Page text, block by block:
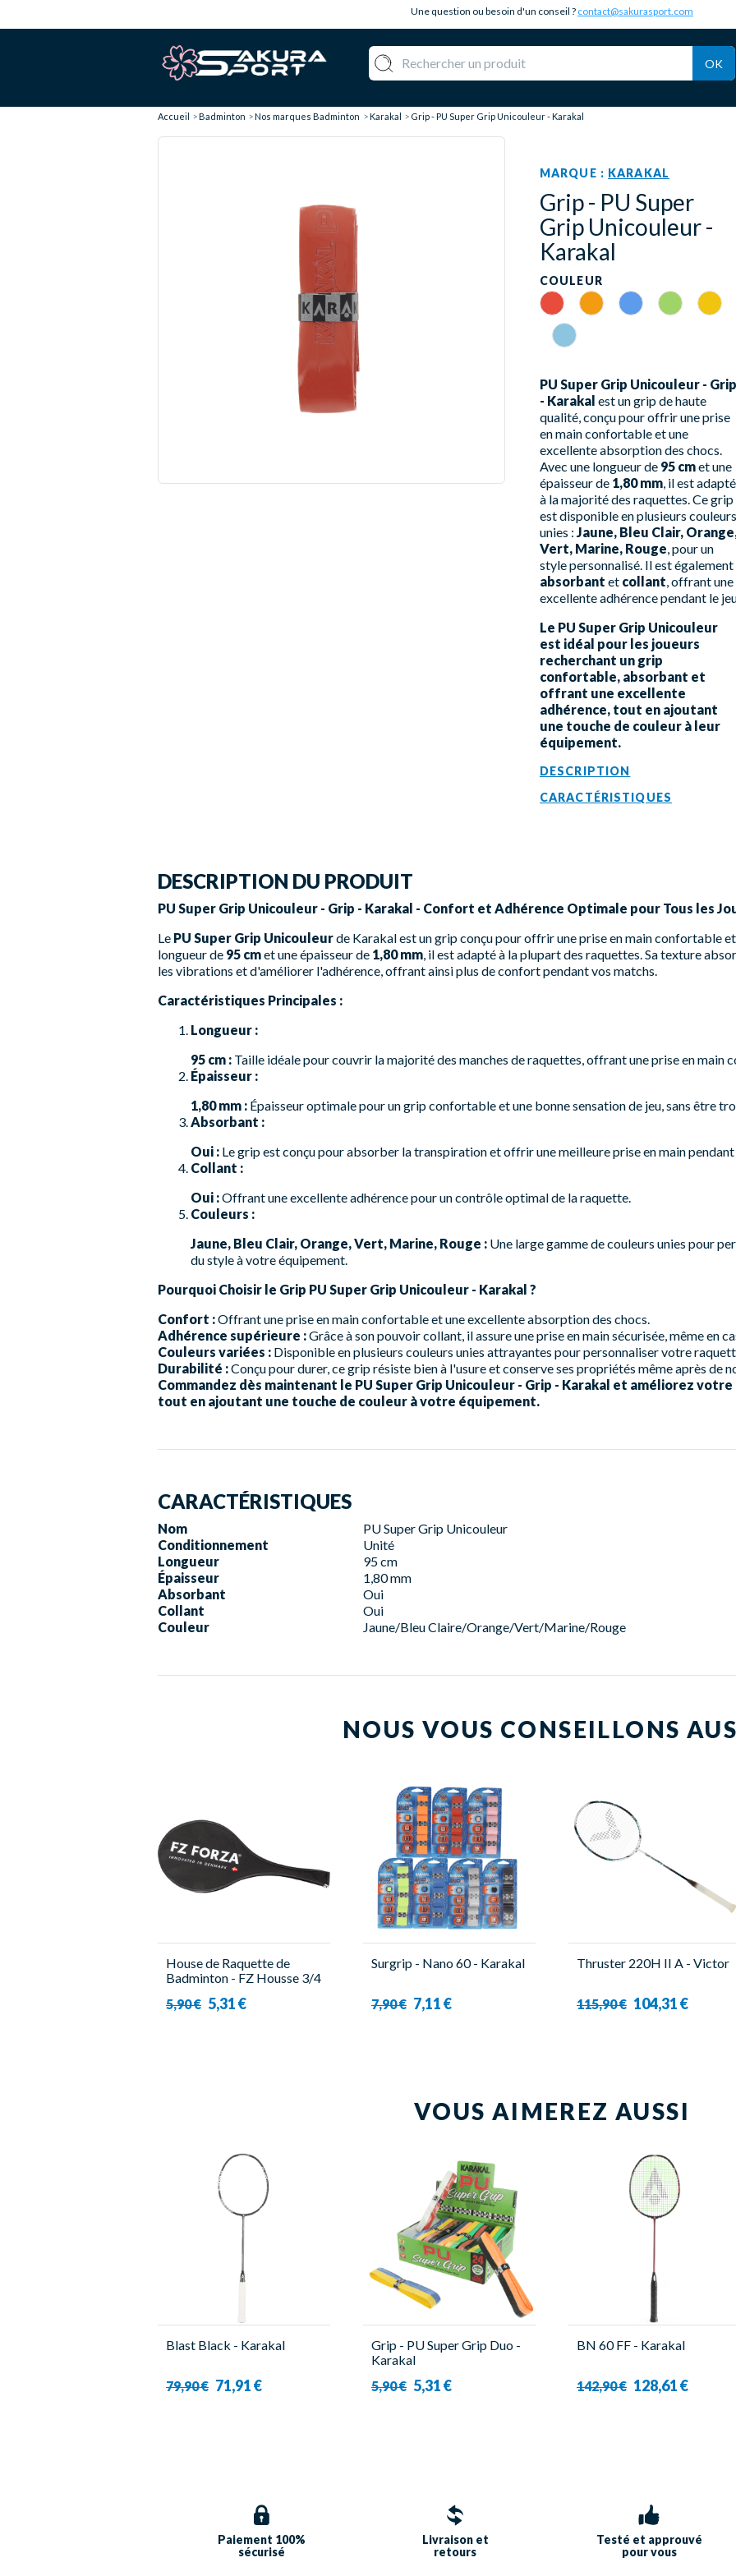
Une question ou besoin d'un conseil ? contact@sakurasport.com
OK
Accueil Badminton Nos marques Badminton Karakal Grip - PU Super Grip Unicouleur - Karakal
MARQUE : KARAKAL
Grip - PU Super
Grip Unicouleur -
Karakal
COULEUR
Rouge OrangeBleu Vert Jaune
Light Blue
PU Super Grip Unicouleur - Grip
- Karakal est un grip de haute
qualité, conçu pour offrir une prise
en main confortable et une
excellente absorption des chocs.
Avec une longueur de 95 cmet une
épaisseur de 1,80 mm, il est adapté
à la majorité des raquettes. Ce grip
est disponible en plusieurs couleurs
unies : Jaune, Bleu Clair,
Vert, Marine, Rouge, pour un
style personnalisé. Il est également
absorbant et collant, offrant une
excellente adhérence pendant le
Le PU Super Grip Unicouleur
est idéal pour les joueurs
recherchant un grip
confortable, absorbant et
offrant une excellente
adhérence, tout en ajoutant
une touche de couleur à leur
équipement.
DESCRIPTION
CARACTÉRISTIQUES
DESCRIPTION DU PRODUIT
PU Super Grip Unicouleur - Grip - Karakal - Confort et Adhérence Optimale pour Tous les
Le PU Super Grip Unicouleurde Karakal est un grip conçu pour offrir une prise en main confortable
longueur de 95 cmet une épaisseur de 1,80 mm, il est adapté à la plupart des raquettes. Sa texture
les vibrations et d'améliorer l'adhérence, offrant ainsi plus de confort pendant vos matchs.
Caractéristiques Principales :
Longueur :
95 cm : Taille idéale pour couvrir la majorité des manches de raquettes, offrant une prise en main
Épaisseur :
1,80 mm : Épaisseur optimale pour un grip confortable et une bonne sensation de jeu, sans être
Absorbant :
Oui : Le grip est conçu pour absorber la transpiration et offrir une meilleure prise en main pendant
Collant :
Oui :Offrant une excellente adhérence pour un contrôle optimal de la raquette.
Couleurs :
Jaune, Bleu Clair, Orange, Vert, Marine, Rouge : Une large gamme de couleurs unies pour
du style à votre équipement.
Pourquoi Choisir le Grip PU Super Grip Unicouleur - Karakal ?
Confort :Offrant une prise en main confortable et une excellente absorption des chocs.
Adhérence supérieure :Grâce à son pouvoir collant, il assure une prise en main sécurisée, même en
Couleurs variées : Disponible en plusieurs couleurs unies attrayantes pour personnaliser votre
Durabilité :Conçu pour durer, ce grip résiste bien à l'usure et conserve ses propriétés même après de
Commandez dès maintenant le PU Super Grip Unicouleur - Grip - Karakal et améliorez
tout en ajoutant une touche de couleur à votre équipement.
CARACTÉRISTIQUES
Nom
PU Super Grip Unicouleur
Conditionnement
Unité
Longueur
95 cm
Épaisseur
1,80 mm
Absorbant
Oui
Collant
Oui
Couleur
Jaune/Bleu Claire/Orange/Vert/Marine/Rouge
NOUS VOUS CONSEILLONS
House de Raquette de
Badminton - FZ Housse 3/4
5,90 € 5,31 €
Surgrip - Nano 60 - Karakal
7,90 € 7,11 €
Thruster 220H II A - Victor
115,90 € 104,31 €
VOUS AIMEREZ AUSSI
Blast Black - Karakal
79,90 € 71,91 €
Grip - PU Super Grip Duo -
Karakal
5,90 € 5,31 €
BN 60 FF - Karakal
142,90 € 128,61 €
Paiement 100%
sécurisé
Livraison et
retours
Testé et approuvé
pour vous